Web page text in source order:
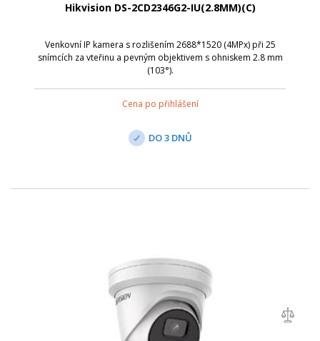
Hikvision DS-2CD2346G2-IU(2.8MM)(C)
Venkovní IP kamera s rozlišením 2688*1520 (4MPx) při 25
snímcích za vteřinu a pevným objektivem s ohniskem 2.8 mm
(103°).
Cena po přihlášení
DO 3 DNŮ